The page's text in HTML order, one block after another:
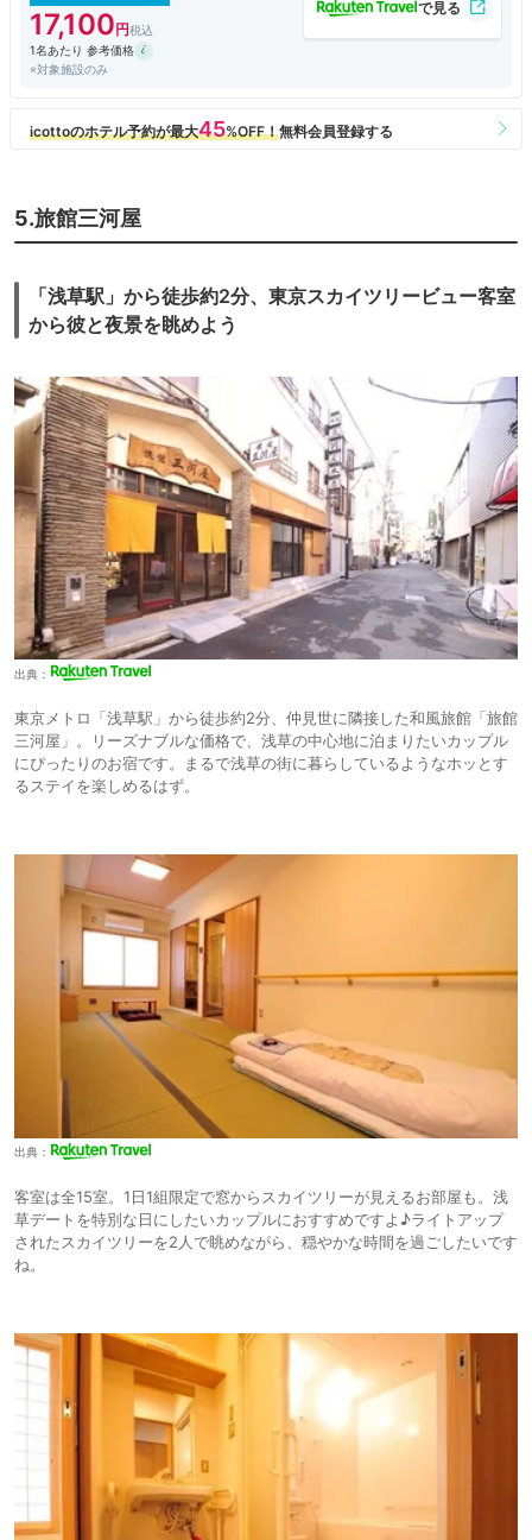
17,100
1名あたり 参考価格
※対象施設のみ
5.旅館三河屋
「浅草駅」から徒歩約2分、東京スカイツリービュー客室
から彼と夜景を眺めよう
出典：
東京メトロ「浅草駅」から徒歩約2分、仲見世に隣接した和風旅館「旅館
三河屋」。リーズナブルな価格で、浅草の中心地に泊まりたいカップル
にぴったりのお宿です。まるで浅草の街に暮らしているようなホッとす
るステイを楽しめるはず。
出典：
客室は全15室。1日1組限定で窓からスカイツリーが見えるお部屋も。浅
草デートを特別な日にしたいカップルにおすすめですよ♪ライトアップ
されたスカイツリーを2人で眺めながら、穏やかな時間を過ごしたいです
ね。